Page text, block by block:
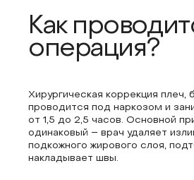
Как
операция?
Хирургическая коррекция плеч,
проводится под наркозом и
от 1,5 до 2,5 часов. Основной
одинаковый – врач удаляет
подкожного жирового слоя,
накладывает швы.